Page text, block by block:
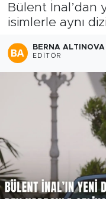
Bülent İnal’dan
isimlerle aynı
BERNA ALTINOVA
EDITÖR
Son Dakika
Haber Arşivi